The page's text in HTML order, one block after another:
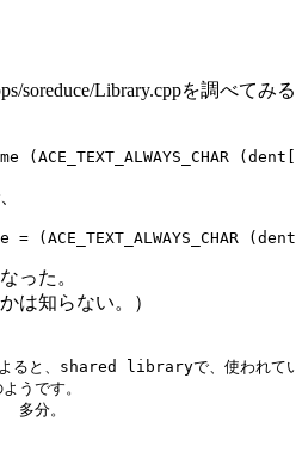
soreduce/Library.cppを調べてみる
った。
は知らない。）
よると、shared libraryで、使われて
うです。